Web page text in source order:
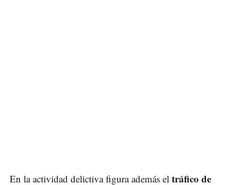
En la actividad delictiva figura además el tráfico de